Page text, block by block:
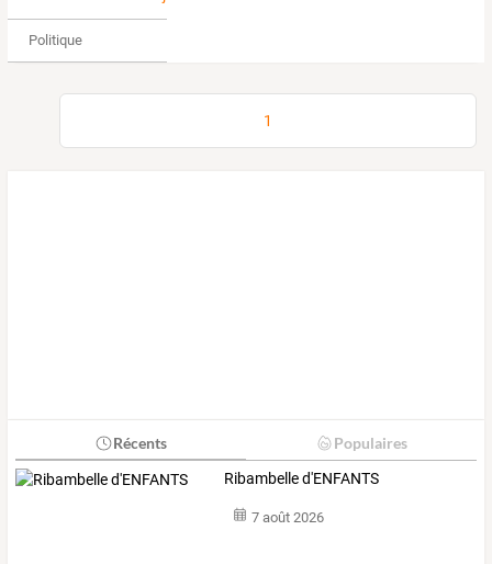
Politique
1
Récents Populaires
Ribambelle d'ENFANTS
7 août 2026